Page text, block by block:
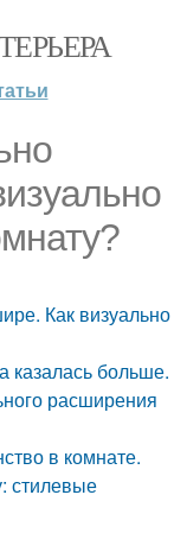
Как визуально
казалась больше.
расширения
в комнате.
стилевые